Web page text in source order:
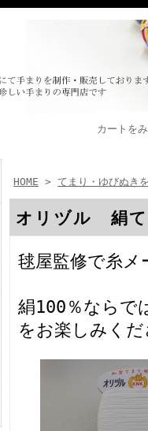
カートを
HOME > てまり・ゆびぬき
オリヅル 絹
毬屋監修で糸
絹100％ならで
をお楽しみく